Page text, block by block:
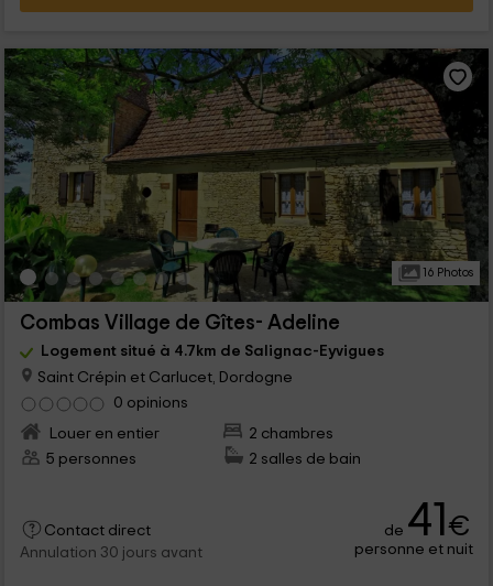
16 Photos
Combas Village de Gîtes- Adeline
Logement situé à 4.7km de Salignac-Eyvigues
Saint Crépin et Carlucet, Dordogne
0 opinions
Louer en entier
2 chambres
5 personnes
2 salles de bain
Contact direct
Annulation 30 jours avant
de 41€
personne et nuit